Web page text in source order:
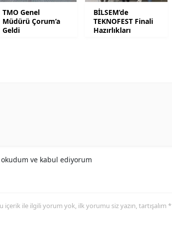
TMO Genel
Müdürü Çorum’a
Geldi
BİLSEM’de
TEKNOFEST Finali
Hazırlıkları
okudum ve kabul ediyorum
içerik ile ilgili yorum yok, ilk yorumu siz yazın, tartışalım *